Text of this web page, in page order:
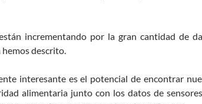
incrementando por la gran cantidad de
hemos descrito.
interesante es el potencial de encontrar
alimentaria junto con los datos de